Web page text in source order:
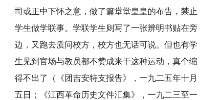
司或正中下怀之意，做了篇堂堂皇皇的布告，禁止
学生做学联事。学联学生则写了一张辨明书贴在旁
边，又跑去质问校方，校方也无话可说。但也有学
生见到官场与教员都不赞成来干这种运动，真个缩
得不出了（《团吉安特支报告》，一九二五年十月
五日；《江西革命历史文件汇集》，一九二三至一